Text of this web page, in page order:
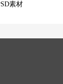
素材